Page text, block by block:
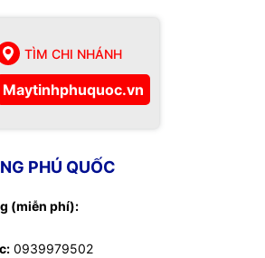
TÌM CHI NHÁNH
Maytinhphuquoc.vn
PHÚ QUỐC
(miễn phí):
0939979502